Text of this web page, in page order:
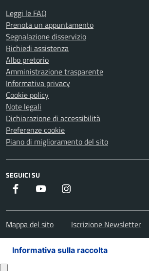
Leggi le FAQ
Prenota un appuntamento
Segnalazione disservizio
Richiedi assistenza
Albo pretorio
Amministrazione trasparente
Informativa privacy
Cookie policy
Note legali
Dichiarazione di accessibilità
Preferenze cookie
Piano di miglioramento del sito
SEGUICI SU
Facebook Youtube
Mappa del sito Iscrizione Newsletter
Informativa sulla raccolta